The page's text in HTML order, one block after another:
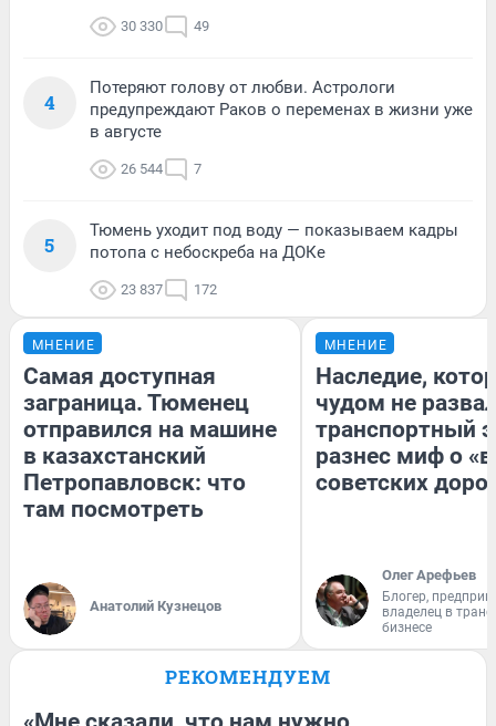
30 330 49
4
Потеряют голову от любви. Астрологи
предупреждают Раков о переменах в жизни уже
в августе
26 544 7
5
Тюмень уходит под воду — показываем кадры
потопа с небоскреба на ДОКе
23 837 172
МНЕНИЕ
Самая доступная
заграница. Тюменец
отправился на машине
в казахстанский
Петропавловск: что
там посмотреть
Анатолий Кузнецов
МНЕНИЕ
Наследие,
чудом не
транспортный
разнес миф о
советских
Олег Арефьев
Блогер,
владелец в
бизнесе
РЕКОМЕНДУЕМ